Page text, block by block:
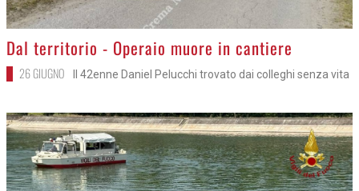
>
Dal territorio - Operaio muore in cantiere
26 GIUGNO Il 42enne Daniel Pelucchi trovato dai colleghi senza vita